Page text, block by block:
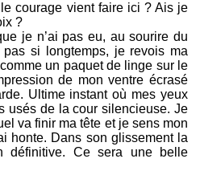
courage vient faire ici ? Ais je
?
je n’ai pas eu, au sourire du
pas si longtemps, je revois ma
un paquet de linge sur le
de mon ventre écrasé
Ultime instant où mes yeux
usés de la cour silencieuse. Je
va finir ma tête et je sens mon
honte. Dans son glissement la
définitive. Ce sera une belle